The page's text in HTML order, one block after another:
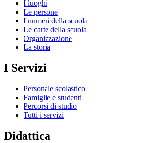
I luoghi
Le persone
I numeri della scuola
Le carte della scuola
Organizzazione
La storia
I Servizi
Personale scolastico
Famiglie e studenti
Percorsi di studio
Tutti i servizi
Didattica